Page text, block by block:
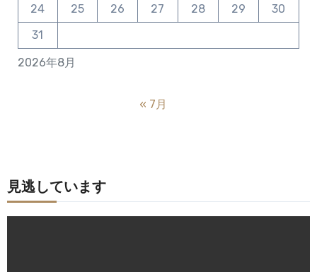
2026年8月
24
25 26 27 28 29
30
31
« 7月
見逃しています